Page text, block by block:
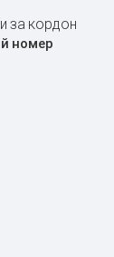
за кордон
номер